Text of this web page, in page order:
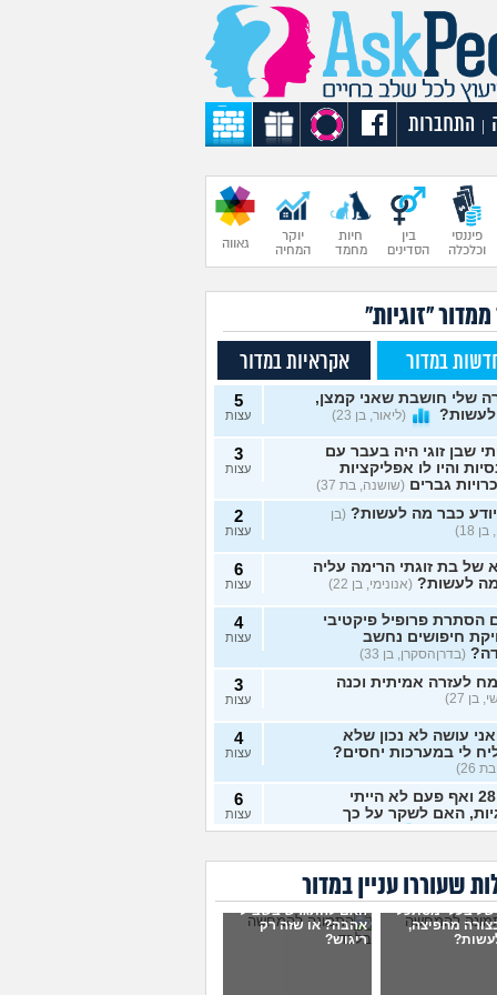
התחברות
פיננסי
וכלכלה
בין
הסדינים
חיות
מחמד
יוקר
המחיה
גאווה
ממדור "זוגיות"
במדור אקראיות במדור
שלי חושבת שאני קמצן,
(ליאור, בן 23)
5
עצות
שבן זוגי היה בעבר עם
והיו לו אפליקציות
גברים (שושנה, בת 37)
3
עצות
כבר מה לעשות? (בן
18)
2
עצות
של בת זוגתי הרימה עליה
מה לעשות? (אנונימי, בן 22)
6
עצות
הסתרת פרופיל פיקטיבי
חיפושים נחשב
(בדרןהסקרן, בן 33)
4
עצות
לעזרה אמיתית וכנה
בן 27)
3
עצות
עושה לא נכון שלא
לי במערכות יחסים?
26)
4
עצות
בת 28 ואף פעם לא הייתי
האם לשקר על כך
ראשון?
(רווקה, בת 28)
6
עצות
מתנהגת מוזר? (אנונימי,
3
לא הייתי בזוגיות ואני לא
איך. איך נכנסים לזוגיות
7
שעוררו עניין במדור
בעלי מסתכל
מחפיצה,
האם להתגרש בשביל
אהבה? או שזה רק
ריגוש?